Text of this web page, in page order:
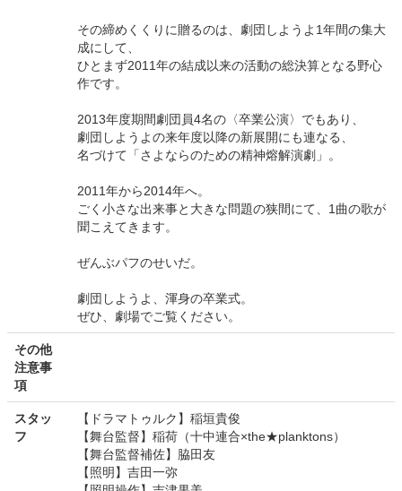
その締めくくりに贈るのは、劇団しようよ1年間の集大
成にして、
ひとまず2011年の結成以来の活動の総決算となる野心
作です。
2013年度期間劇団員4名の〈卒業公演〉でもあり、
劇団しようよの来年度以降の新展開にも連なる、
名づけて「さよならのための精神熔解演劇」。
2011年から2014年へ。
ごく小さな出来事と大きな問題の狭間にて、1曲の歌が
聞こえてきます。
ぜんぶパフのせいだ。
劇団しようよ、渾身の卒業式。
ぜひ、劇場でご覧ください。
その他
注意事
項
スタッ
フ
【ドラマトゥルク】稲垣貴俊
【舞台監督】稲荷（十中連合×the★planktons）
【舞台監督補佐】脇田友
【照明】吉田一弥